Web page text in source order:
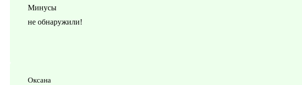
Минусы
не обнаружили!
Оксана